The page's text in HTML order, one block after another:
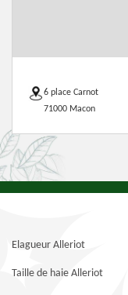
6 place Carnot
71000 Macon
Elagueur Alleriot
Taille de haie Alleriot